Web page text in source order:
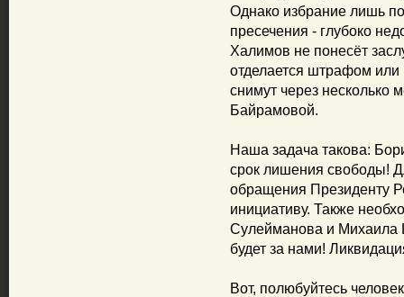
Однако избрание лишь
пресечения - глубоко
Халимов не понесёт
отделается штрафом или
снимут через несколько
Байрамовой.
Наша задача такова:
срок лишения свободы!
обращения Президенту
инициативу. Также
Сулейманова и Михаила
будет за нами!
Вот, полюбуйтесь